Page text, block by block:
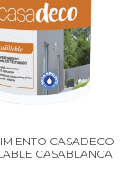
CASADECO
CASABLANCA